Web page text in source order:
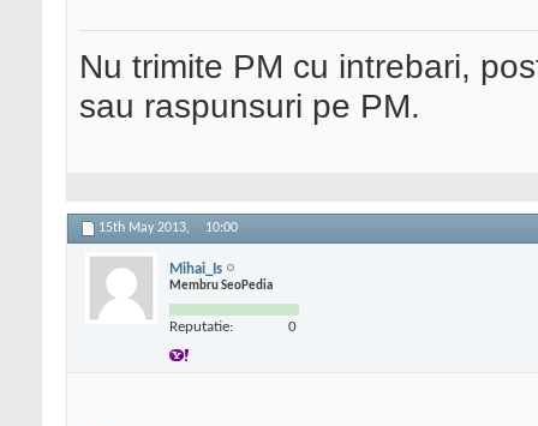
Nu trimite PM cu intrebari,
sau raspunsuri pe PM.
15th May 2013, 10:00
Mihai_Is
Membru SeoPedia
Reputatie: 0